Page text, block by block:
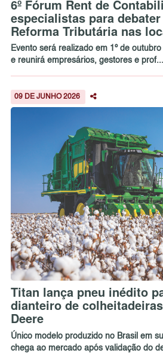
6º Fórum Rent de
especialistas para
Reforma Tributária nas
Evento será realizado em 1º de
e reunirá empresários, gestores e prof...
09 DE JUNHO 2026
Titan lança pneu inédito
dianteiro de
Deere
Único modelo produzido no Brasil em
chega ao mercado após validação do